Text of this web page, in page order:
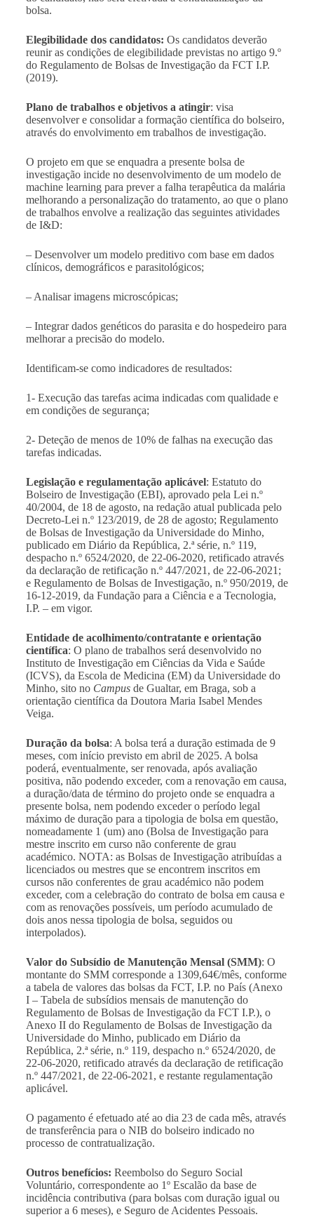
bolsa.
Elegibilidade dos candidatos: Os candidatos deverão
reunir as condições de elegibilidade previstas no artigo 9.º
do Regulamento de Bolsas de Investigação da FCT I.P.
(2019).
Plano de trabalhos e objetivos a atingir: visa
desenvolver e consolidar a formação científica do bolseiro,
através do envolvimento em trabalhos de investigação.
O projeto em que se enquadra a presente bolsa de
investigação incide no desenvolvimento de um modelo de
machine learning para prever a falha terapêutica da malária
melhorando a personalização do tratamento, ao que o plano
de trabalhos envolve a realização das seguintes atividades
de I&D:
– Desenvolver um modelo preditivo com base em dados
clínicos, demográficos e parasitológicos;
– Analisar imagens microscópicas;
– Integrar dados genéticos do parasita e do hospedeiro para
melhorar a precisão do modelo.
Identificam-se como indicadores de resultados:
1- Execução das tarefas acima indicadas com qualidade e
em condições de segurança;
2- Deteção de menos de 10% de falhas na execução das
tarefas indicadas.
Legislação e regulamentação aplicável: Estatuto do
Bolseiro de Investigação (EBI), aprovado pela Lei n.º
40/2004, de 18 de agosto, na redação atual publicada pelo
Decreto-Lei n.º 123/2019, de 28 de agosto; Regulamento
de Bolsas de Investigação da Universidade do Minho,
publicado em Diário da República, 2.ª série, n.º 119,
despacho n.º 6524/2020, de 22-06-2020, retificado através
da declaração de retificação n.º 447/2021, de 22-06-2021;
e Regulamento de Bolsas de Investigação, n.º 950/2019, de
16-12-2019, da Fundação para a Ciência e a Tecnologia,
I.P. – em vigor.
Entidade de acolhimento/contratante e orientação
científica: O plano de trabalhos será desenvolvido no
Instituto de Investigação em Ciências da Vida e Saúde
(ICVS), da Escola de Medicina (EM) da Universidade do
Minho, sito no Campusde Gualtar, em Braga, sob a
orientação científica da Doutora Maria Isabel Mendes
Veiga.
Duração da bolsa: A bolsa terá a duração estimada de 9
meses, com início previsto em abril de 2025. A bolsa
poderá, eventualmente, ser renovada, após avaliação
positiva, não podendo exceder, com a renovação em causa,
a duração/data de término do projeto onde se enquadra a
presente bolsa, nem podendo exceder o período legal
máximo de duração para a tipologia de bolsa em questão,
nomeadamente 1 (um) ano (Bolsa de Investigação para
mestre inscrito em curso não conferente de grau
académico. NOTA: as Bolsas de Investigação atribuídas a
licenciados ou mestres que se encontrem inscritos em
cursos não conferentes de grau académico não podem
exceder, com a celebração do contrato de bolsa em causa e
com as renovações possíveis, um período acumulado de
dois anos nessa tipologia de bolsa, seguidos ou
interpolados).
Valor do Subsídio de Manutenção Mensal (SMM): O
montante do SMM corresponde a 1309,64€/mês, conforme
a tabela de valores das bolsas da FCT, I.P. no País (Anexo
I – Tabela de subsídios mensais de manutenção do
Regulamento de Bolsas de Investigação da FCT I.P.), o
Anexo II do Regulamento de Bolsas de Investigação da
Universidade do Minho, publicado em Diário da
República, 2.ª série, n.º 119, despacho n.º 6524/2020, de
22-06-2020, retificado através da declaração de retificação
n.º 447/2021, de 22-06-2021, e restante regulamentação
aplicável.
O pagamento é efetuado até ao dia 23 de cada mês, através
de transferência para o NIB do bolseiro indicado no
processo de contratualização.
Outros benefícios: Reembolso do Seguro Social
Voluntário, correspondente ao 1º Escalão da base de
incidência contributiva (para bolsas com duração igual ou
superior a 6 meses), e Seguro de Acidentes Pessoais.